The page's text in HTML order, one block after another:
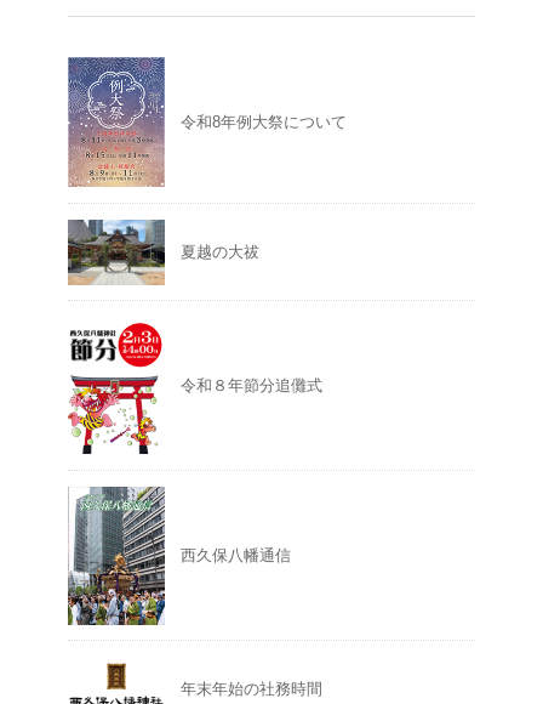
令和8年例大祭について
夏越の大祓
令和８年節分追儺式
西久保八幡通信
年末年始の社務時間